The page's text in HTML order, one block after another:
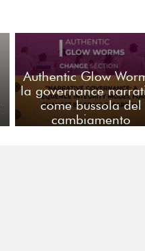
Authentic Glow
la governance
come bussola del
cambiamento